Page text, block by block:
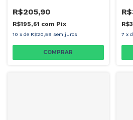
R$205,90
R$195,61 com Pix
10 x de R$20,59 sem juros 7 x